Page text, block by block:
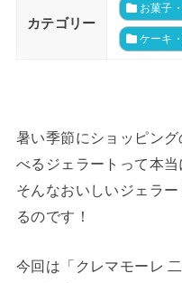
カテゴリー
お菓子
ケーキ
暑い季節にショッピン
べるジェラートって本
そんなおいしいジェラ
るのです！
今回は「クレマモーレ